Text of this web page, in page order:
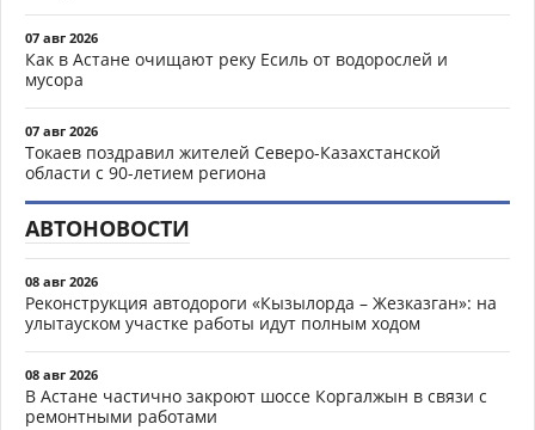
07 авг 2026
Как в Астане очищают реку Есиль от водорослей и
мусора
07 авг 2026
Токаев поздравил жителей Северо-Казахстанской
области с 90-летием региона
АВТОНОВОСТИ
08 авг 2026
Реконструкция автодороги «Кызылорда – Жезказган»: на
улытауском участке работы идут полным ходом
08 авг 2026
В Астане частично закроют шоссе Коргалжын в связи с
ремонтными работами